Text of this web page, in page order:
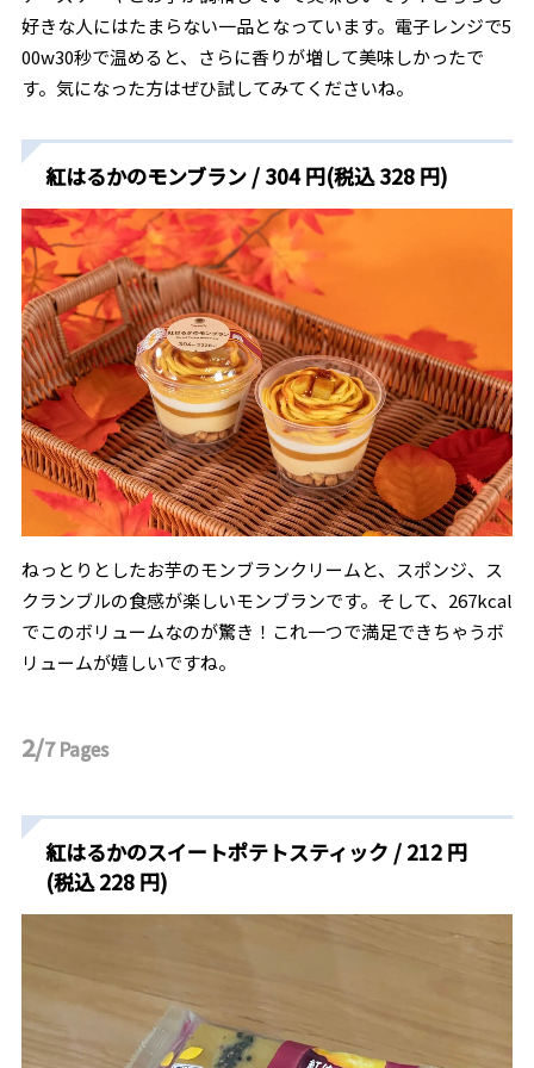
好きな人にはたまらない一品となっています。電子レンジで5
00w30秒で温めると、さらに香りが増して美味しかったで
す。気になった方はぜひ試してみてくださいね。
紅はるかのモンブラン / 304 円(税込 328 円)
ねっとりとしたお芋のモンブランクリームと、スポンジ、ス
クランブルの食感が楽しいモンブランです。そして、267kcal
でこのボリュームなのが驚き！これ一つで満足できちゃうボ
リュームが嬉しいですね。
2/7Pages
紅はるかのスイートポテトスティック / 212 円
(税込 228 円)